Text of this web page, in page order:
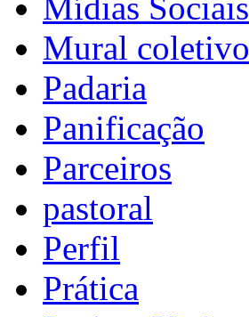
Mídias Sociais
Mural coletivo
Padaria
Panificação
Parceiros
pastoral
Perfil
Prática